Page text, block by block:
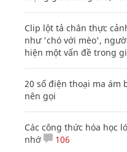
Clip lột tả chân thực
như 'chó với mèo',
hiện một vấn đề trong
20 số điện thoại ma ám
nên gọi
Các công thức hóa học
nhớ
106